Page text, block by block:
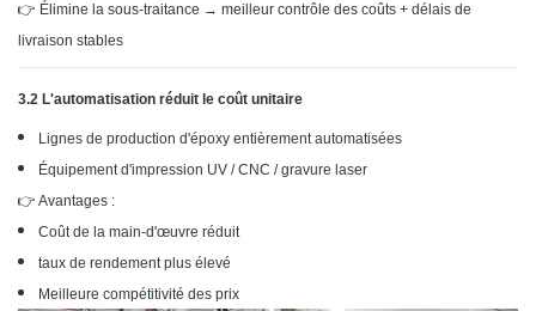
👉 Élimine la sous-traitance → meilleur contrôle des coûts + délais de
livraison stables
3.2 L'automatisation réduit le coût unitaire
Lignes de production d'époxy entièrement automatisées
Équipement d'impression UV / CNC / gravure laser
👉 Avantages :
Coût de la main-d'œuvre réduit
taux de rendement plus élevé
Meilleure compétitivité des prix